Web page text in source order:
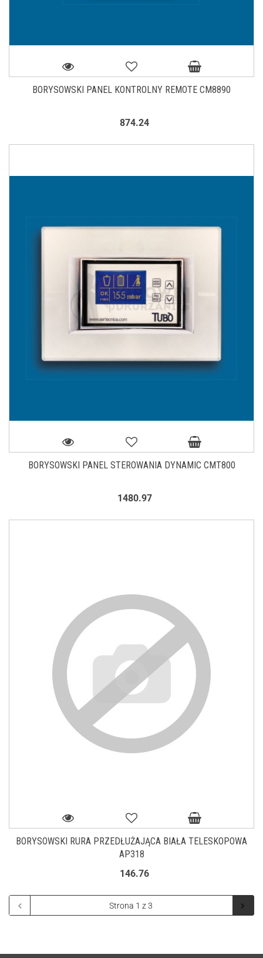
BORYSOWSKI PANEL KONTROLNY REMOTE CM8890
874.24
BORYSOWSKI PANEL STEROWANIA DYNAMIC CMT800
1480.97
BORYSOWSKI RURA PRZEDŁUŻAJĄCA BIAŁA TELESKOPOWA
AP318
146.76